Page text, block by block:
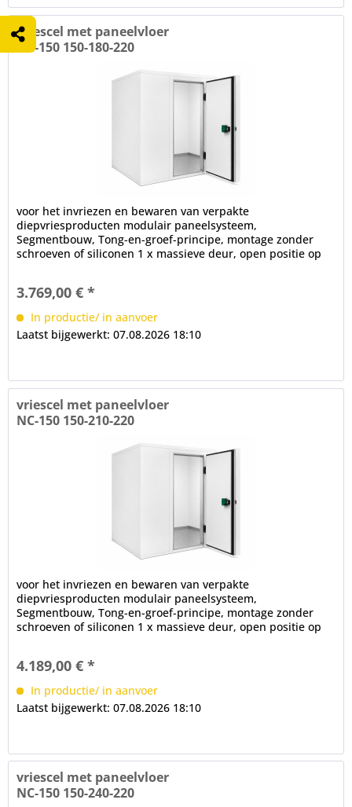
vriescel met paneelvloer
NC-150 150-180-220
voor het invriezen en bewaren van verpakte
diepvriesproducten modulair paneelsysteem,
Segmentbouw, Tong-en-groef-principe, montage zonder
schroeven of siliconen 1 x massieve deur, open positie op
3.769,00 € *
In productie/ in aanvoer
Laatst bijgewerkt: 07.08.2026 18:10
vriescel met paneelvloer
NC-150 150-210-220
voor het invriezen en bewaren van verpakte
diepvriesproducten modulair paneelsysteem,
Segmentbouw, Tong-en-groef-principe, montage zonder
schroeven of siliconen 1 x massieve deur, open positie op
4.189,00 € *
In productie/ in aanvoer
Laatst bijgewerkt: 07.08.2026 18:10
vriescel met paneelvloer
NC-150 150-240-220